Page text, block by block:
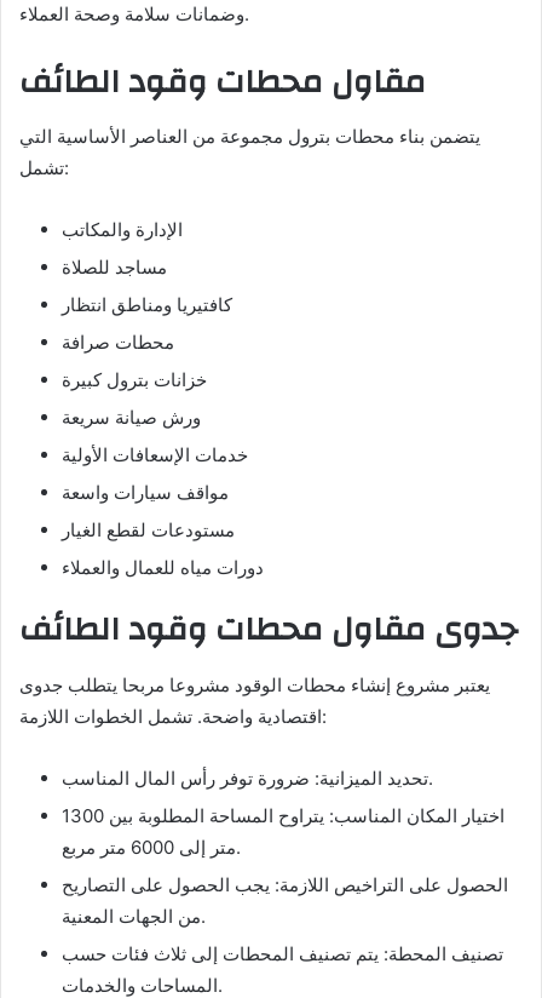
وضمانات سلامة وصحة العملاء.
مقاول محطات وقود الطائف
يتضمن بناء محطات بترول مجموعة من العناصر الأساسية التي
تشمل:
الإدارة والمكاتب
مساجد للصلاة
كافتيريا ومناطق انتظار
محطات صرافة
خزانات بترول كبيرة
ورش صيانة سريعة
خدمات الإسعافات الأولية
مواقف سيارات واسعة
مستودعات لقطع الغيار
دورات مياه للعمال والعملاء
جدوى مقاول محطات وقود الطائف
يعتبر مشروع إنشاء محطات الوقود مشروعا مربحا يتطلب جدوى
اقتصادية واضحة. تشمل الخطوات اللازمة:
تحديد الميزانية: ضرورة توفر رأس المال المناسب.
اختيار المكان المناسب: يتراوح المساحة المطلوبة بين 1300
متر إلى 6000 متر مربع.
الحصول على التراخيص اللازمة: يجب الحصول على التصاريح
من الجهات المعنية.
تصنيف المحطة: يتم تصنيف المحطات إلى ثلاث فئات حسب
المساحات والخدمات.